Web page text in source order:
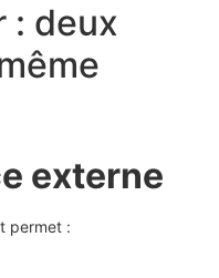
: deux
externe
permet :